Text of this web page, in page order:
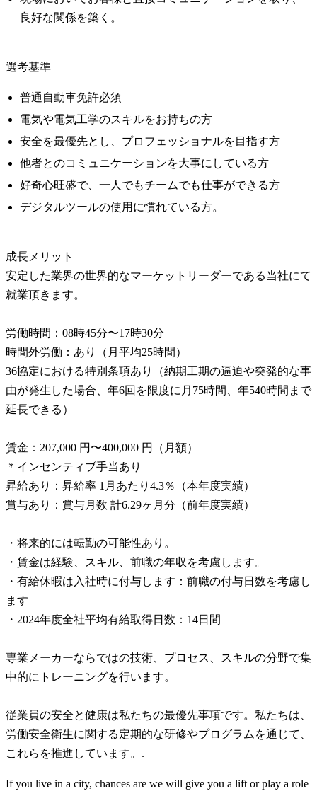
良好な関係を築く。
選考基準
普通自動車免許必須
電気や電気工学のスキルをお持ちの方
安全を最優先とし、プロフェッショナルを目指す方
他者とのコミュニケーションを大事にしている方
好奇心旺盛で、一人でもチームでも仕事ができる方
デジタルツールの使用に慣れている方。
成長メリット
安定した業界の世界的なマーケットリーダーである当社にて
就業頂きます。
労働時間：08時45分〜17時30分
時間外労働：あり（月平均25時間）
36協定における特別条項あり（納期工期の逼迫や突発的な事
由が発生した場合、年6回を限度に月75時間、年540時間まで
延長できる）
賃金：207,000 円〜400,000 円（月額）
＊インセンティブ手当あり
昇給あり：昇給率 1月あたり4.3％（本年度実績）
賞与あり：賞与月数 計6.29ヶ月分（前年度実績）
・将来的には転勤の可能性あり。
・賃金は経験、スキル、前職の年収を考慮します。
・有給休暇は入社時に付与します：前職の付与日数を考慮し
ます
・2024年度全社平均有給取得日数：14日間
専業メーカーならではの技術、プロセス、スキルの分野で集
中的にトレーニングを行います。
従業員の安全と健康は私たちの最優先事項です。私たちは、
労働安全衛生に関する定期的な研修やプログラムを通じて、
これらを推進しています。.
If you live in a city, chances are we will give you a lift or play a role